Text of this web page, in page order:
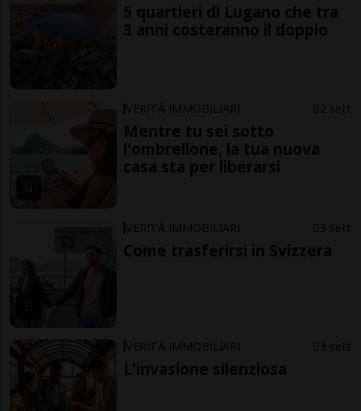
5 quartieri di Lugano che tra
3 anni costeranno il doppio
VERITÀ IMMOBILIARI 2 sett
Mentre tu sei sotto
l'ombrellone, la tua nuova
casa sta per liberarsi
VERITÀ IMMOBILIARI 3 sett
Come trasferirsi in Svizzera
VERITÀ IMMOBILIARI 3 sett
L'invasione silenziosa